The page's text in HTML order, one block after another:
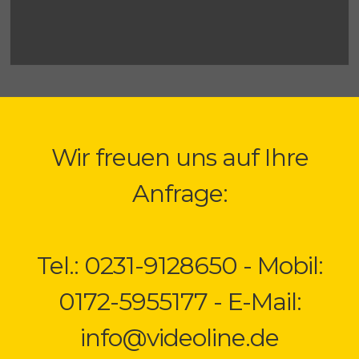
Wir freuen uns auf Ihre
Anfrage:
Tel.: 0231-9128650 - Mobil:
0172-5955177 - E-Mail:
info@videoline.de